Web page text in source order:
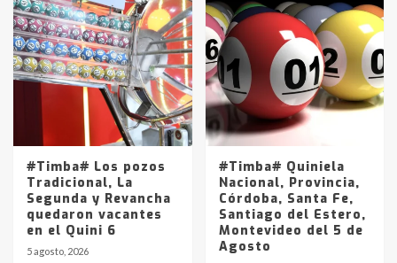
#Timba# Los pozos
Tradicional, La
Segunda y Revancha
quedaron vacantes
en el Quini 6
5 agosto, 2026
#Timba# Quiniela
Nacional, Provincia,
Córdoba, Santa Fe,
Santiago del Estero,
Montevideo del 5 de
Agosto